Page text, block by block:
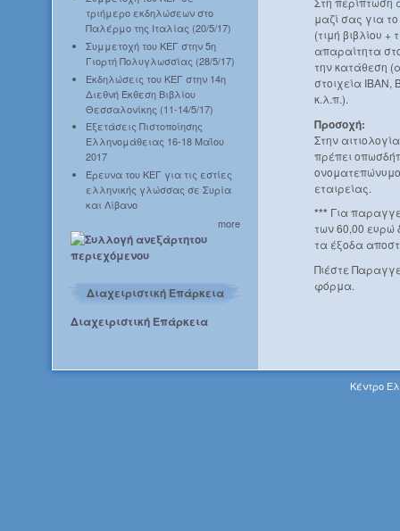
τριήμερο εκδηλώσεων στο
Παλέρμο της Ιταλίας (20/5/17)
Συμμετοχή του ΚΕΓ στην 5η
Γιορτή Πολυγλωσσίας (28/5/17)
Εκδηλώσεις του ΚΕΓ στην 14η
Διεθνή Έκθεση Βιβλίου
Θεσσαλονίκης (11-14/5/17)
Εξετάσεις Πιστοποίησης
Ελληνομάθειας 16-18 Μαΐου
2017
Έρευνα του ΚΕΓ για τις εστίες
ελληνικής γλώσσας σε Συρία
και Λίβανο
more
Διαχειριστική Επάρκεια
Διαχειριστική Επάρκεια
μαζί σας για
(τιμή βιβλίου
απαραίτητα
την κατάθεση
στοιχεία IBAN,
κ.λ.π.).
Προσοχή:
Στην
πρέπει
εταιρείας.
*** Για
των 60,00 ευρώ
τα έξοδα
Πιέστε
φόρμα.
Κέντρο